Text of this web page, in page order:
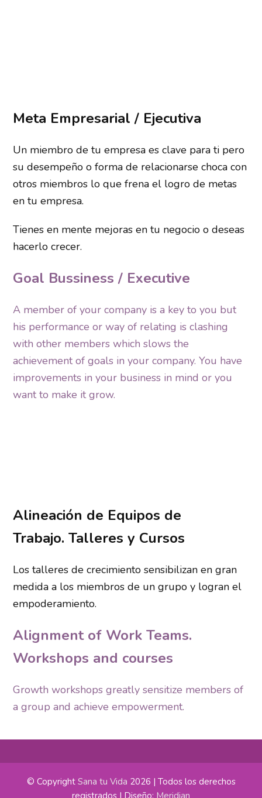
Meta Empresarial / Ejecutiva
Un miembro de tu empresa es clave para ti pero
su desempeño o forma de relacionarse choca con
otros miembros lo que frena el logro de metas
en tu empresa.
Tienes en mente mejoras en tu negocio o deseas
hacerlo crecer.
Goal Bussiness / Executive
A member of your company is a key to you but
his performance or way of relating is clashing
with other members which slows the
achievement of goals in your company. You have
improvements in your business in mind or you
want to make it grow.
Alineación de Equipos de
Trabajo. Talleres y Cursos
Los talleres de crecimiento sensibilizan en gran
medida a los miembros de un grupo y logran el
empoderamiento.
Alignment of Work Teams.
Workshops and courses
Growth workshops greatly sensitize members of
a group and achieve empowerment.
© Copyright Sana tu Vida 2026 | Todos los derechos
registrados | Diseño: Meridian